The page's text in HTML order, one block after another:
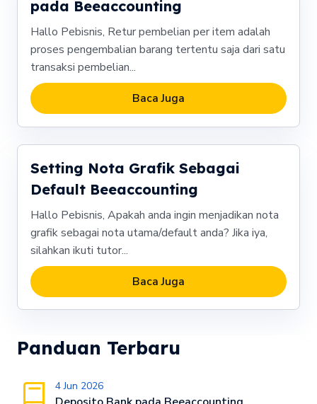
pada Beeaccounting
Hallo Pebisnis, Retur pembelian per item adalah
proses pengembalian barang tertentu saja dari satu
transaksi pembelian...
Baca Juga
Setting Nota Grafik Sebagai
Default Beeaccounting
Hallo Pebisnis, Apakah anda ingin menjadikan nota
grafik sebagai nota utama/default anda? Jika iya,
silahkan ikuti tutor...
Baca Juga
Panduan Terbaru
4 Jun 2026